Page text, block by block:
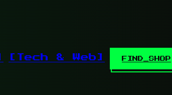
[Tech & Web] FIND_SHOP